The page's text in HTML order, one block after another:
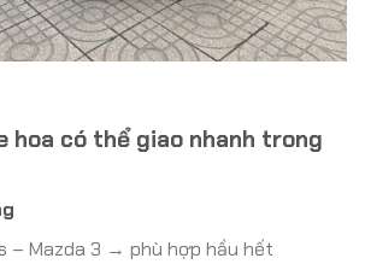
hoa có thể giao nhanh trong
– Mazda 3 → phù hợp hầu hết